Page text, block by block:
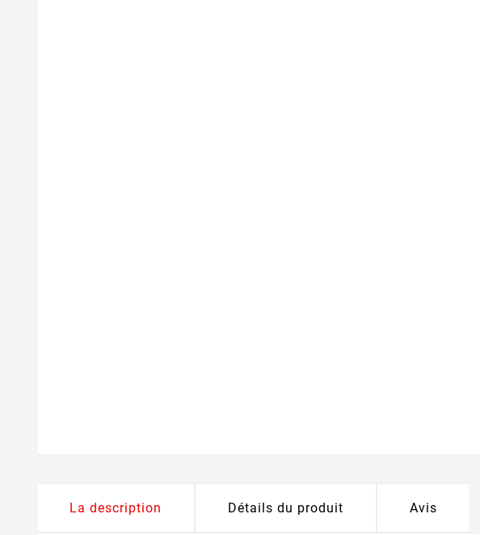
La description Détails du produit Avis